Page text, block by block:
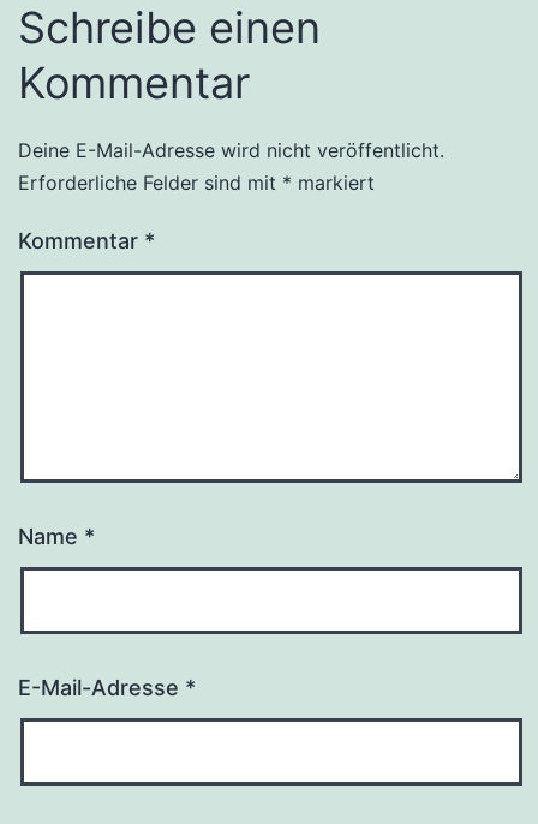
Schreibe einen
Kommentar
Deine E-Mail-Adresse wird nicht veröffentlicht.
Erforderliche Felder sind mit * markiert
Kommentar *
Name *
E-Mail-Adresse *
Alternative: